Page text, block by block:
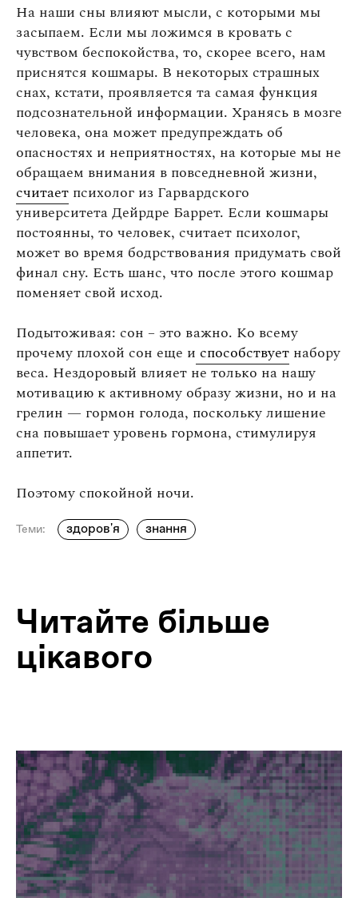
На наши сны влияют мысли, с которыми мы
засыпаем. Если мы ложимся в кровать с
чувством беспокойства, то, скорее всего, нам
приснятся кошмары. В некоторых страшных
снах, кстати, проявляется та самая функция
подсознательной информации. Хранясь в мозге
человека, она может предупреждать об
опасностях и неприятностях, на которые мы не
обращаем внимания в повседневной жизни,
считает психолог из Гарвардского
университета Дейрдре Баррет. Если кошмары
постоянны, то человек, считает психолог,
может во время бодрствования придумать свой
финал сну. Есть шанс, что после этого кошмар
поменяет свой исход.
Подытоживая: сон – это важно. Ко всему
прочему плохой сон еще и способствует набору
веса. Нездоровый влияет не только на нашу
мотивацию к активному образу жизни, но и на
грелин — гормон голода, поскольку лишение
сна повышает уровень гормона, стимулируя
аппетит.
Поэтому спокойной ночи.
Теми: здоров'я знання
Читайте більше
цікавого